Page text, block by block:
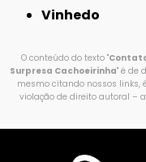
Vinhedo
O conteúdo do texto "
Surpresa Cachoeirinha" é de
mesmo citando nossos links,
violação de direito autoral –